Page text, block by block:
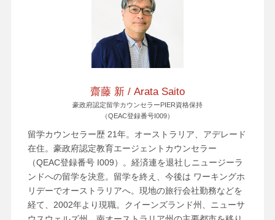
齋藤 新 / Arata Saito
豪政府認定留学カウンセラーPIER資格保持
（QEAC登録番号I009）
留学カウンセラー歴 21年。オーストラリア、アデレード
在住。豪政府認定教育エージェントカウンセラー
（QEAC登録番号 I009）。経済連を退社しニュージーラ
ンドへの留学を決意。留学を終え、今後は ワーキングホ
リデーでオーストラリアへ。現地の旅行会社勤務などを
経て、2002年より現職。クイーンズランド州、ニューサ